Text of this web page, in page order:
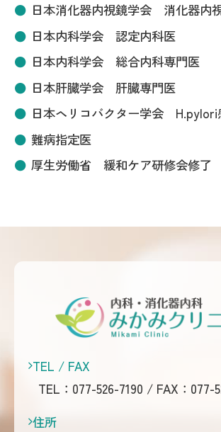
日本消化器内視鏡学会 消化器内
日本内科学会 認定内科医
日本内科学会 総合内科専門医
日本肝臓学会 肝臓専門医
日本ヘリコバクター学会 H.pylori
難病指定医
厚生労働省 緩和ケア研修会修了
TEL / FAX
TEL： 077-526-7190 / FAX：077-
住所